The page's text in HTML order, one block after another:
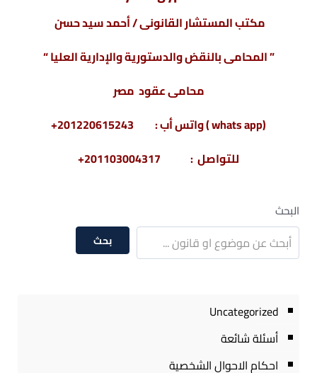
مكتب المستشار القانونى / أحمد سيد حسن
” المحامى بالنقض والدستورية والإدارية العليا “
محامى عقود مصر
(whats app ) واتس أب : 201220615243+
للتواصل : 201103004317+
البحث
بحث
Uncategorized
أسئلة شائعة
احكام الاحوال الشخصية